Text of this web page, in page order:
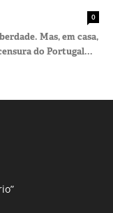
0
Mas, em casa,
do Portugal...